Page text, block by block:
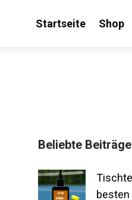
Startseite Shop
Beliebte Beiträge